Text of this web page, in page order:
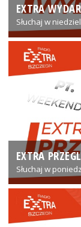
EXTRA
Słuchaj w
EXTRA
Słuchaj w